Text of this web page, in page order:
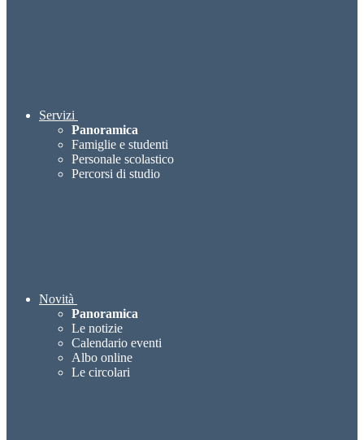
Servizi
Panoramica
Famiglie e studenti
Personale scolastico
Percorsi di studio
Novità
Panoramica
Le notizie
Calendario eventi
Albo online
Le circolari